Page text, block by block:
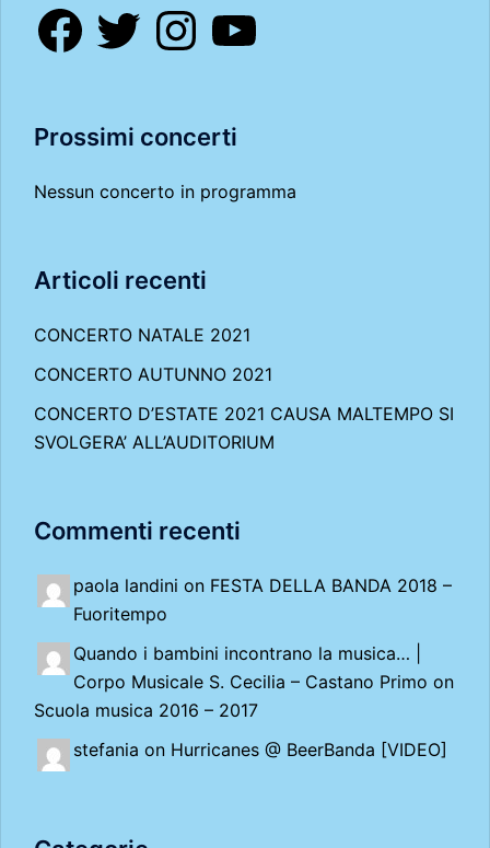
FacebookTwitter InstagramYouTube
Prossimi concerti
Nessun concerto in programma
Articoli recenti
CONCERTO NATALE 2021
CONCERTO AUTUNNO 2021
CONCERTO D’ESTATE 2021 CAUSA MALTEMPO SI
SVOLGERA’ ALL’AUDITORIUM
Commenti recenti
paola landini on FESTA DELLA BANDA 2018 –
Fuoritempo
Quando i bambini incontrano la musica… |
Corpo Musicale S. Cecilia – Castano Primo on
Scuola musica 2016 – 2017
stefania on Hurricanes @ BeerBanda [VIDEO]